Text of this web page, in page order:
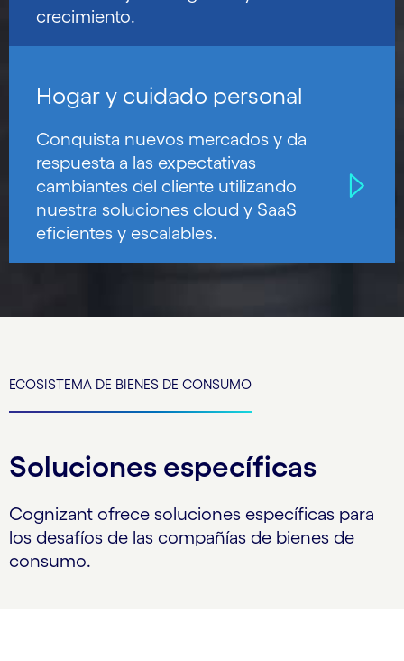
crecimiento.
Hogar y cuidado personal
Conquista nuevos mercados y da
respuesta a las expectativas
cambiantes del cliente utilizando
nuestra soluciones cloud y SaaS
eficientes y escalables.
ECOSISTEMA DE BIENES DE CONSUMO
Soluciones específicas
Cognizant ofrece soluciones específicas para
los desafíos de las compañías de bienes de
consumo.